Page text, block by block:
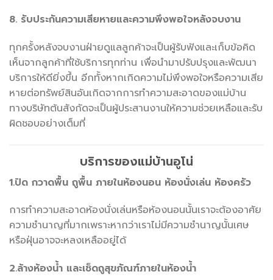
8. รับประกันความเสียหายและความพึงพอใจหลังจบงาน
ทุกครั้งหลังจบงานฝ่ายดูแลลูกค้าจะเป็นผู้รับฟังและเก็บข้อคิด
เห็นจากลูกค้าที่ใช้บริการทุกท่าน เพื่อนำมาปรับปรุงและพัฒนา
บริการให้ดียิ่งขึ้น อีกทั้งหากเกิดความไม่พึงพอใจหรือความเสีย
หายต่อทรัพย์สินอันเกิดจากการทำความสะอาดของแม่บ้าน
ทางบริษัทต้นสังกัดจะเป็นผู้ประสานงานให้ความช่วยเหลือและรับ
ผิดชอบอย่างเต็มที่
บริการของแม่บ้านอูโน่
1.ปัด กวาดพื้น ถูพื้น ภายในห้องนอน ห้องนั่งเล่น ห้องครัว
การทำความสะอาดห้องนั่งเล่นหรือห้องนอนนั้นเราจะต้องอาศัย
ความชำนาญที่มากเพราะหากว่าเราไม่มีความชำนาญนั้นเศษ
หรือฝุ่นอาจจะหลงเหลืออยู่ได้
2.ล้างห้องน้ำ และเช็ดถูสุขภัณฑ์ภายในห้องน้ำ